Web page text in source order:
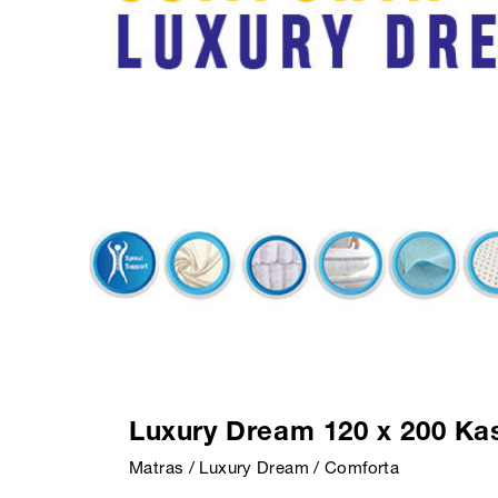
Luxury Dream 120 x 200
Matras / Luxury Dream / Comforta